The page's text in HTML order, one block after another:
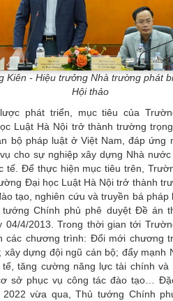
Kiên - Hiệu trưởng Nhà trường phát
Hội thảo
phát triển, mục tiêu của
Luật Hà Nội trở thành trường
bộ pháp luật ở Việt Nam, đáp ứng
cho sự nghiệp xây dựng Nhà
tế. Để thực hiện mục tiêu trên,
Đại học Luật Hà Nội trở thành
tạo, nghiên cứu và truyền bá pháp
Chính phủ phê duyệt Đề án
04/4/2013. Trong thời gian tới
các chương trình: Đổi mới chương
xây dựng đội ngũ cán bộ; đẩy mạnh
tăng cường năng lực tài chính và
sở phục vụ công tác đào tạo…
vừa qua, Thủ tướng Chính